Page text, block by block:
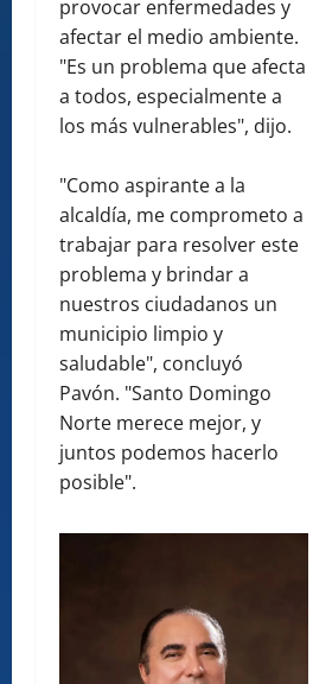
provocar enfermedades y
afectar el medio ambiente.
"Es un problema que afecta
a todos, especialmente a
los más vulnerables", dijo.
"Como aspirante a la
alcaldía, me comprometo a
trabajar para resolver este
problema y brindar a
nuestros ciudadanos un
municipio limpio y
saludable", concluyó
Pavón. "Santo Domingo
Norte merece mejor, y
juntos podemos hacerlo
posible".